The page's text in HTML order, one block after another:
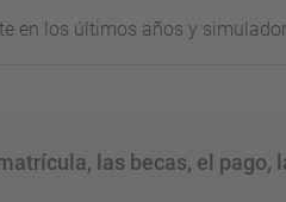
en los últimos años y
las becas, el pago,